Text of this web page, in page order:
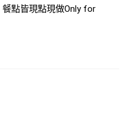
點皆現點現做Only for